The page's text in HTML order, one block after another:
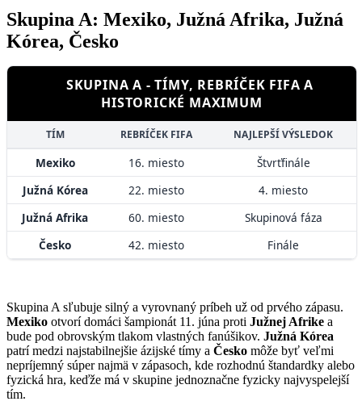
Skupina A: Mexiko, Južná Afrika, Južná
Kórea, Česko
SKUPINA A - TÍMY, REBRÍČEK FIFA A
HISTORICKÉ MAXIMUM
TÍM REBRÍČEK FIFA NAJLEPŠÍ VÝSLEDOK
Mexiko 16. miesto
Štvrťfinále
Južná Kórea
22. miesto
4. miesto
Južná Afrika
60. miesto
Skupinová fáza
Česko
42. miesto Finále
Skupina A sľubuje silný a vyrovnaný príbeh už od prvého zápasu.
Mexiko otvorí domáci šampionát 11. júna proti Južnej Afrike a
bude pod obrovským tlakom vlastných fanúšikov. Južná Kórea
patrí medzi najstabilnejšie ázijské tímy a Česko môže byť veľmi
nepríjemný súper najmä v zápasoch, kde rozhodnú štandardky alebo
fyzická hra, keďže má v skupine jednoznačne fyzicky najvyspelejší
tím.